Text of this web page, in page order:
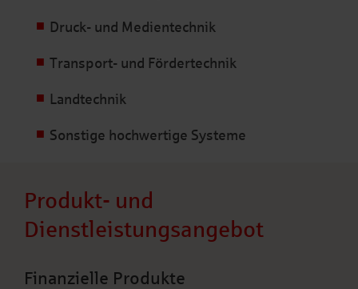
Druck- und Medientechnik
Transport- und Fördertechnik
Landtechnik
Sonstige hochwertige Systeme
Produkt- und
Dienstleistungsangebot
Finanzielle Produkte